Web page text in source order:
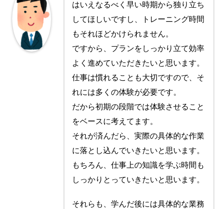
はいえなるべく早い時期から独り立ち
してほしいですし、トレーニング時間
もそれほどかけられません。
ですから、プランをしっかり立て効率
よく進めていただきたいと思います。
仕事は慣れることも大切ですので、そ
れには多くの体験が必要です。
だから初期の段階では体験させること
をベースに考えてます。
それが済んだら、実際の具体的な作業
に落とし込んでいきたいと思います。
もちろん、仕事上の知識を学ぶ時間も
しっかりとっていきたいと思います。
それらも、学んだ後には具体的な業務